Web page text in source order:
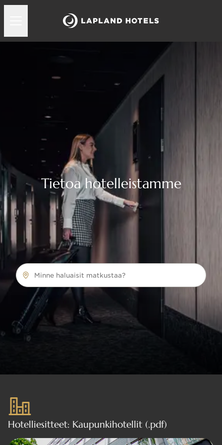
Tietoa hotelleistamme
Minne haluaisit matkustaa?
Hotelliesitteet: Kaupunkihotellit (.pdf)